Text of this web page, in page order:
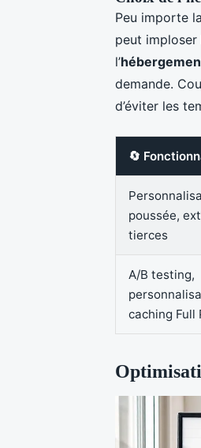
Peu importe
peut imploser
l’
demande.
d’éviter les
🔄
poussée,
tierces
A/B testing,
caching Full